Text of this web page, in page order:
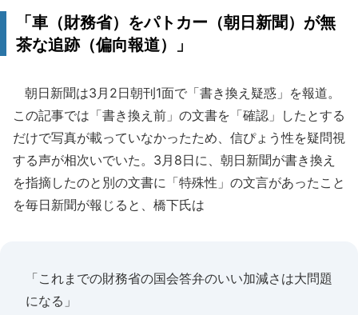
「車（財務省）をパトカー（朝日新聞）が無
茶な追跡（偏向報道）」
朝日新聞は3月2日朝刊1面で「書き換え疑惑」を報道。
この記事では「書き換え前」の文書を「確認」したとする
だけで写真が載っていなかったため、信ぴょう性を疑問視
する声が相次いでいた。3月8日に、朝日新聞が書き換え
を指摘したのと別の文書に「特殊性」の文言があったこと
を毎日新聞が報じると、橋下氏は
「これまでの財務省の国会答弁のいい加減さは大問題
になる」